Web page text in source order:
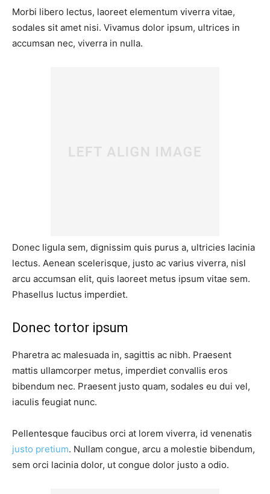
Morbi libero lectus, laoreet elementum viverra vitae,
sodales sit amet nisi. Vivamus dolor ipsum, ultrices in
accumsan nec, viverra in nulla.
Donec ligula sem, dignissim quis purus a, ultricies lacinia
lectus. Aenean scelerisque, justo ac varius viverra, nisl
arcu accumsan elit, quis laoreet metus ipsum vitae sem.
Phasellus luctus imperdiet.
Donec tortor ipsum
Pharetra ac malesuada in, sagittis ac nibh. Praesent
mattis ullamcorper metus, imperdiet convallis eros
bibendum nec. Praesent justo quam, sodales eu dui vel,
iaculis feugiat nunc.
Pellentesque faucibus orci at lorem viverra, id venenatis
justo pretium. Nullam congue, arcu a molestie bibendum,
sem orci lacinia dolor, ut congue dolor justo a odio.